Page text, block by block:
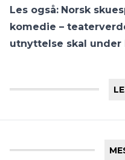
Les også: Norsk
komedie –
utnyttelse skal under